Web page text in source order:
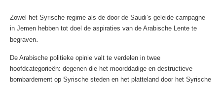
Zowel het Syrische regime als de door de Saudi’s geleide campagne
in Jemen hebben tot doel de aspiraties van de Arabische Lente te
begraven.
De Arabische politieke opinie valt te verdelen in twee
hoofdcategorieën: degenen die het moorddadige en destructieve
bombardement op Syrische steden en het platteland door het Syrische